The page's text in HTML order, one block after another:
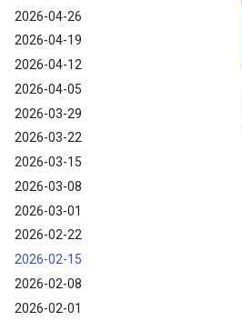
2026-04-26
2026-04-19
2026-04-12
2026-04-05
2026-03-29
2026-03-22
2026-03-15
2026-03-08
2026-03-01
2026-02-22
2026-02-15
2026-02-08
2026-02-01